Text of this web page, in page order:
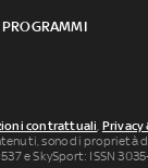
PROGRAMMI
contrattuali, Privacy
sono di proprietà di
e SkySport: ISSN